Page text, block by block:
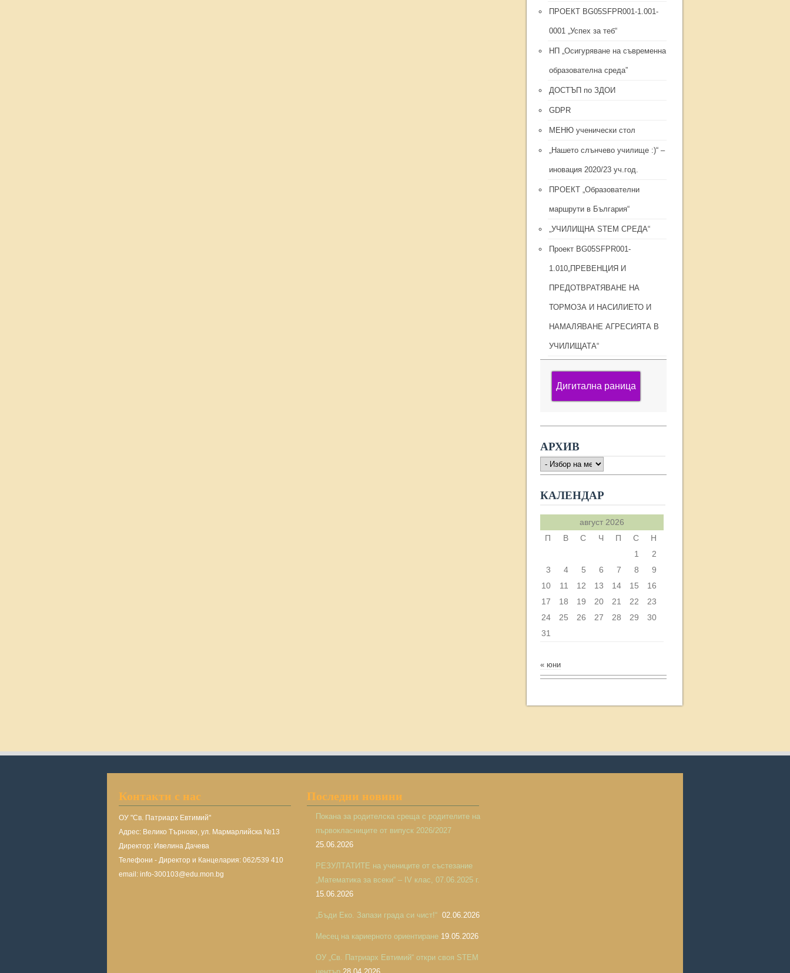
ПРОЕКТ BG05SFPR001-1.001-
0001 „Успех за теб“
НП „Осигуряване на съвременна
образователна среда”
ДОСТЪП по ЗДОИ
GDPR
МЕНЮ ученически стол
„Нашето слънчево училище :)“ –
иновация 2020/23 уч.год.
ПРОЕКТ „Образователни
маршрути в България“
„УЧИЛИЩНА STEM СРЕДА“
Проект BG05SFPR001-
1.010„ПРЕВЕНЦИЯ И
ПРЕДОТВРАТЯВАНЕ НА
ТОРМОЗА И НАСИЛИЕТО И
НАМАЛЯВАНЕ АГРЕСИЯТА В
УЧИЛИЩАТА“
Дигитална раница
АРХИВ
АРХИВ
КАЛЕНДАР
август 2026
П
В С Ч П С
Н
1
2
3
4 5 6 7 8
9
10
11 12 13 14 15
16
17
18 19 20 21 22
23
24
25 26 27 28 29
30
31
« юни
Контакти с нас
ОУ "Св. Патриарх Евтимий"
Адрес: Велико Търново, ул. Мармарлийска №13
Директор: Ивелина Дачева
Телефони - Директор и Канцелария: 062/539 410
email: info-300103@edu.mon.bg
Последни новини
Покана за родителска среща с родителите на
първокласниците от випуск 2026/2027
25.06.2026
РЕЗУЛТАТИТЕ на учениците от състезание
„Математика за всеки“ – IV клас, 07.06.2025 г.
15.06.2026
„Бъди Еко. Запази града си чист!“ 02.06.2026
Месец на кариерното ориентиране 19.05.2026
ОУ „Св. Патриарх Евтимий“ откри своя STEM